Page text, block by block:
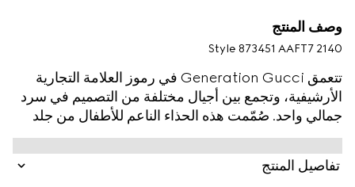
وصف المنتج
Style ‎873451 AAFT7 2140
تتعمق Generation Gucci في رموز العلامة التجارية
الأرشيفية، وتجمع بين أجيال مختلفة من التصميم في سرد
جمالي واحد. صُمّمت هذه الحذاء الناعم للأطفال من جلد
ناعم وتُثري بـ Horsebit وتفصيل هامش.
تفاصيل المنتج